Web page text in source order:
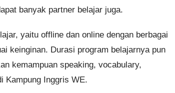
banyak partner belajar juga.
yaitu offline dan online dengan berbagai
keinginan. Durasi program belajarnya pun
kemampuan speaking, vocabulary,
Kampung Inggris WE.